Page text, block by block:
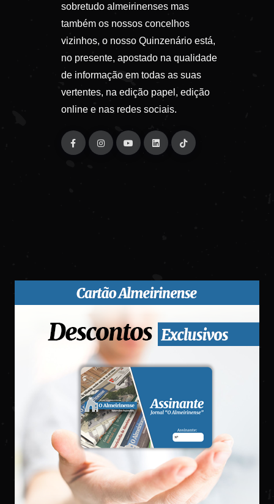
sobretudo almeirinenses mas
também os nossos concelhos
vizinhos, o nosso Quinzenário está,
no presente, apostado na qualidade
de informação em todas as suas
vertentes, na edição papel, edição
online e nas redes sociais.